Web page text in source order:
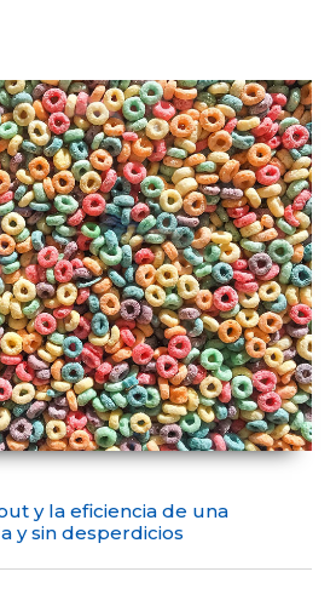
y la eficiencia de una
y sin desperdicios